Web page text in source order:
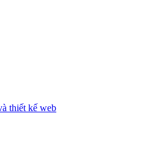
thiết kế web